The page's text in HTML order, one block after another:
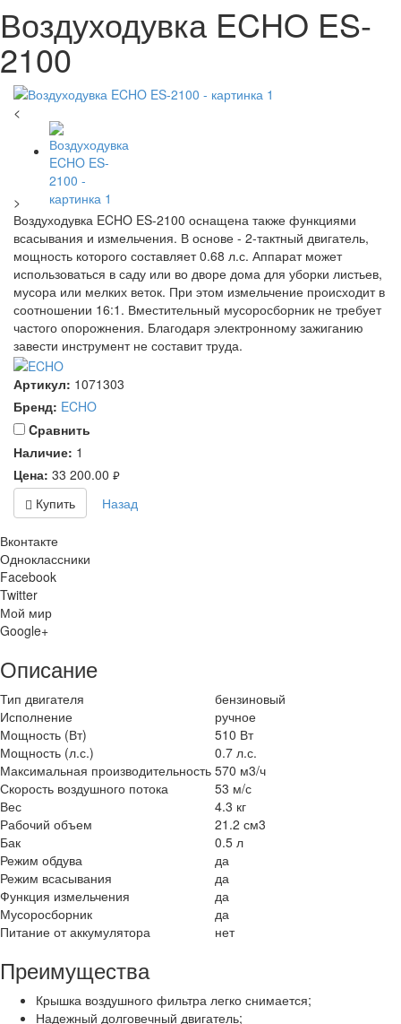
Воздуходувка ECHO ES-
2100
<
>
Воздуходувка ECHO ES-2100 оснащена также функциями
всасывания и измельчения. В основе - 2-тактный двигатель,
мощность которого составляет 0.68 л.с. Аппарат может
использоваться в саду или во дворе дома для уборки листьев,
мусора или мелких веток. При этом измельчение происходит в
соотношении 16:1. Вместительный мусоросборник не требует
частого опорожнения. Благодаря электронному зажиганию
завести инструмент не составит труда.
Артикул: 1071303
Бренд: ECHO
Cравнить
Наличие: 1
Цена: 33 200.00 руб.
Купить Назад
Вконтакте
Одноклассники
Facebook
Twitter
Мой мир
Google+
Описание
Тип двигателя
бензиновый
Исполнение
ручное
Мощность (Вт)
510 Вт
Мощность (л.с.)
0.7 л.с.
Максимальная производительность 570 м3/ч
Скорость воздушного потока
53 м/с
Вес
4.3 кг
Рабочий объем
21.2 см3
Бак
0.5 л
Режим обдува
да
Режим всасывания
да
Функция измельчения
да
Мусоросборник
да
Питание от аккумулятора
нет
Преимущества
Крышка воздушного фильтра легко снимается;
Надежный долговечный двигатель;